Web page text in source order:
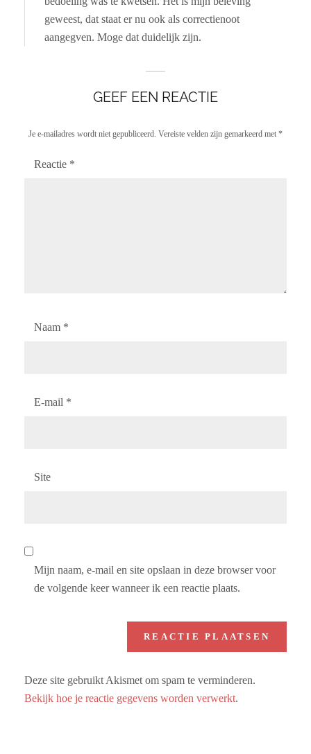
e
f
:
geweest, dat staat er nu ook als correctienoot
aangegven. Moge dat duidelijk zijn.
GEEF EEN REACTIE
Je e-mailadres wordt niet gepubliceerd. Vereiste velden zijn gemarkeerd met *
Reactie *
Naam *
E-mail *
Site
Mijn naam, e-mail en site opslaan in deze browser voor
de volgende keer wanneer ik een reactie plaats.
Deze site gebruikt Akismet om spam te verminderen.
Bekijk hoe je reactie gegevens worden verwerkt.